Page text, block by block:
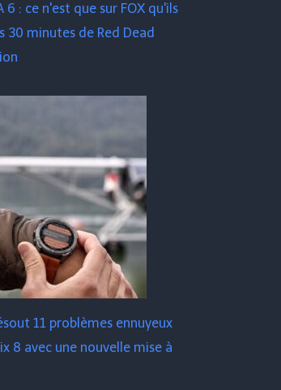
6 : ce n'est que sur FOX qu'ils
30 minutes de Red Dead
11 problèmes ennuyeux
​​​​8 avec une nouvelle mise à